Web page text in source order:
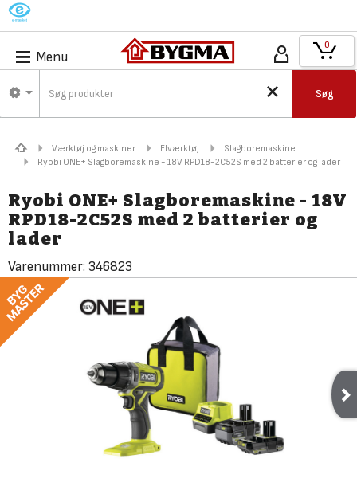
M
Menu
Søg
0
Værktøj og maskiner Elværktøj
Slagboremaskine
Ryobi ONE+ Slagboremaskine - 18V RPD18-2C52S med 2 batterier og lader
Ryobi ONE+ Slagboremaskine - 18V
RPD18-2C52S med 2 batterier og
lader
Varenummer: 346823